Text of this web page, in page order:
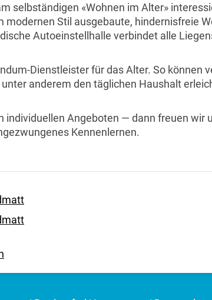
selbständigen «Wohnen im Alter»
Stil ausgebaute, hindernisfreie
Autoeinstellhalle verbindet alle
Dienstleister für das Alter. So können
anderem den täglichen Haushalt
individuellen Angeboten — dann freuen wir
Kennenlernen.